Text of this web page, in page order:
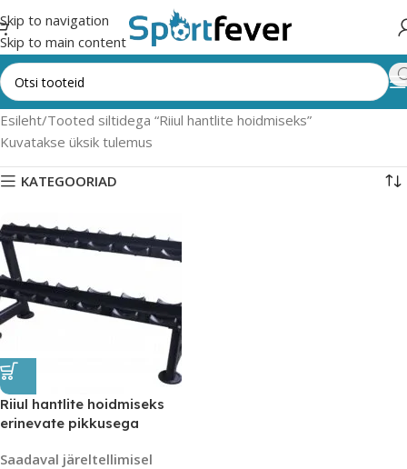
Skip to navigation
Skip to main content
Esileht Tooted siltidega “Riiul hantlite hoidmiseks”
Kuvatakse üksik tulemus
KATEGOORIAD
Riiul hantlite hoidmiseks
erinevate pikkusega
Saadaval järeltellimisel